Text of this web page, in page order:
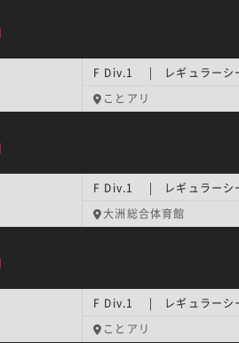
F Div.1 | レギュラーシ
ことアリ
F Div.1 | レギュラーシ
大洲総合体育館
F Div.1 | レギュラーシ
ことアリ